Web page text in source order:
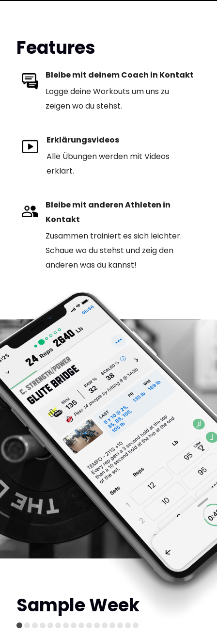
Features
Bleibe mit deinem Coach in Kontakt
Logge deine Workouts um uns zu
zeigen wo du stehst.
Erklärungsvideos
Alle Übungen werden mit Videos
erklärt.
Bleibe mit anderen Athleten in
Kontakt
Zusammen trainiert es sich leichter.
Schaue wo du stehst und zeig den
anderen was du kannst!
Sample Week